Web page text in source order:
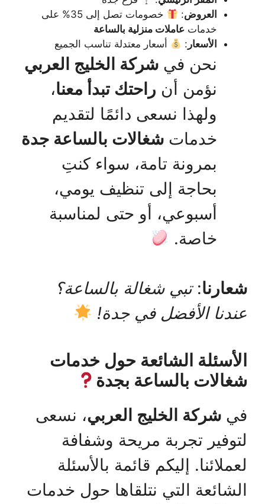
العروض:
خصومات تصل إلى 35% على
خدمات عاملات منزلية بالساعة
الأسعار : أسعار معتدلة تناسب الجميع
نحن في شركة الخليج العربي
نؤمن أن راحتك تبدأ معنا،
ولهذا نسعى دائمًا لتقديم
خدمات شغالات بالساعة جدة
بمرونة تامة، سواء كنتِ
بحاجة إلى تنظيف يومي،
أسبوعي، أو حتى لمناسبة
خاصة.
شعارنا:تبي شغالة بالساعة؟
عندنا الأفضل في جدة!
الأسئلة الشائعة حول خدمات
شغالات بالساعة بجدة
في شركة الخليج العربي، نسعى
لتوفير تجربة مريحة وشفافة
لعملائنا. إليكم قائمة بالأسئلة
الشائعة التي نتلقاها حول خدمات